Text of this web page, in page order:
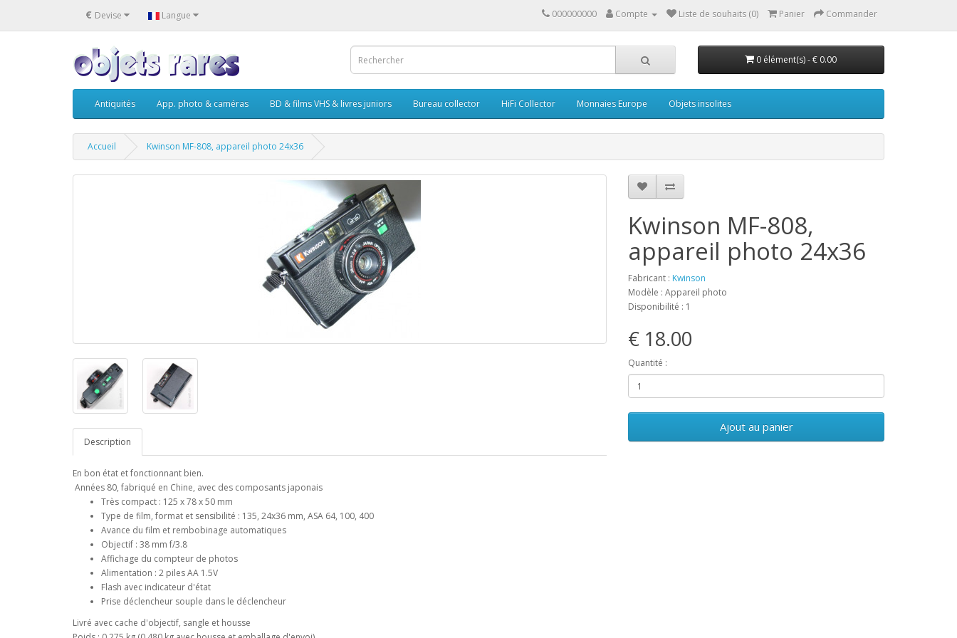
€ Devise Langue 000000000 Compte Liste de souhaits (0) Panier Commander
0 élément(s) - € 0.00
Antiquités App. photo & caméras BD & films VHS & livres juniors Bureau collector HiFi Collector Monnaies Europe Objets insolites
Accueil Kwinson MF-808, appareil photo 24x36
Description
En bon état et fonctionnant bien.
Années 80, fabriqué en Chine, avec des composants japonais
Très compact : 125 x 78 x 50 mm
Type de film, format et sensibilité : 135, 24x36 mm, ASA 64, 100, 400
Avance du film et rembobinage automatiques
Objectif : 38 mm f/3.8
Affichage du compteur de photos
Alimentation : 2 piles AA 1.5V
Flash avec indicateur d'état
Prise déclencheur souple dans le déclencheur
Livré avec cache d'objectif, sangle et housse
Kwinson MF-808,
appareil photo 24x36
Fabricant : Kwinson
Modèle : Appareil photo
Disponibilité : 1
€ 18.00
Quantité :
Ajout au panier